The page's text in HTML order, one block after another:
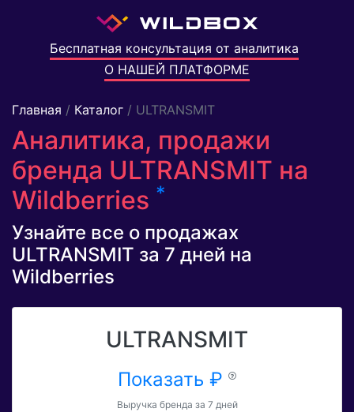
Бесплатная консультация от аналитика
О НАШЕЙ ПЛАТФОРМЕ
Главная / Каталог / ULTRANSMIT
Аналитика, продажи
бренда ULTRANSMIT на
Wildberries *
Узнайте все о продажах
ULTRANSMIT за 7 дней на
Wildberries
ULTRANSMIT
Показать ₽
Выручка бренда за 7 дней